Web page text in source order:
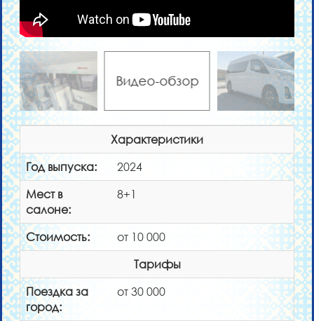
Видео-обзор
Характеристики
Год выпуска:
2024
Мест в
салоне:
8+1
Стоимость:
от 10 000
Тарифы
Поездка за
город:
от 30 000